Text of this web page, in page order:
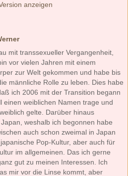
anzeigen
mit transsexueller Vergangenheit,
vor vielen Jahren mit einem
zur Welt gekommen und habe bis
männliche Rolle zu leben. Dies habe
ich 2006 mit der Transition begann
einen weiblichen Namen trage und
gelte. Darüber hinaus
weshalb ich begonnen habe
auch schon zweimal in Japan
Pop-Kultur, aber auch für
im allgemeinen. Das ich gerne
gut zu meinen Interessen. Ich
mir vor die Linse kommt, aber